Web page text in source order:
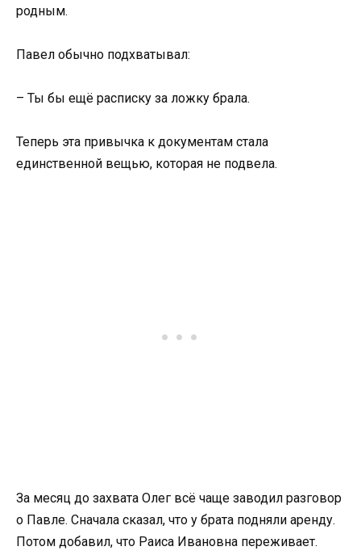
родным.
Павел обычно подхватывал:
– Ты бы ещё расписку за ложку брала.
Теперь эта привычка к документам стала
единственной вещью, которая не подвела.
За месяц до захвата Олег всё чаще заводил разговор
о Павле. Сначала сказал, что у брата подняли аренду.
Потом добавил, что Раиса Ивановна переживает.